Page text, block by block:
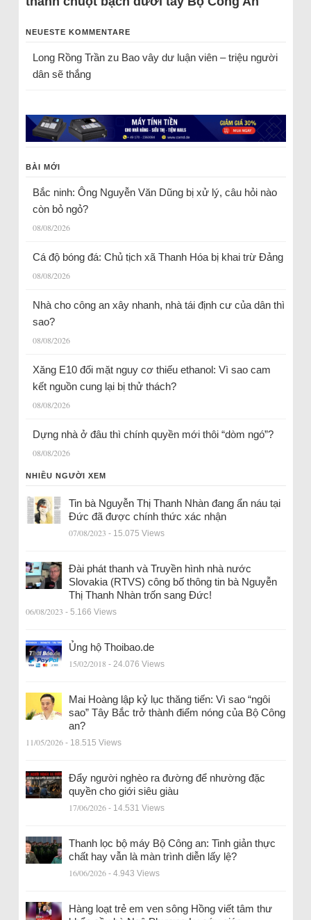
NEUESTE KOMMENTARE
Long Rồng Trầnzu Bao vây dư luận viên – triệu người
dân sẽ thắng
BÀI MỚI
Bắc ninh: Ông Nguyễn Văn Dũng bị xử lý, câu hỏi nào
còn bỏ ngỏ?
08/08/2026
Cá độ bóng đá: Chủ tịch xã Thanh Hóa bị khai trừ Đảng
08/08/2026
Nhà cho công an xây nhanh, nhà tái định cư của dân thì
sao?
08/08/2026
Xăng E10 đối mặt nguy cơ thiếu ethanol: Vì sao cam
kết nguồn cung lại bị thử thách?
08/08/2026
Dựng nhà ở đâu thì chính quyền mới thôi “dòm ngó”?
08/08/2026
NHIỀU NGƯỜI XEM
Tin bà Nguyễn Thị Thanh Nhàn đang ẩn náu tại
Đức đã được chính thức xác nhận
07/08/2023 - 15.075 Views
Đài phát thanh và Truyền hình nhà nước
Slovakia (RTVS) công bố thông tin bà Nguyễn
Thị Thanh Nhàn trốn sang Đức!
06/08/2023 - 5.166 Views
Ủng hộ Thoibao.de
15/02/2018 - 24.076 Views
Mai Hoàng lập kỷ lục thăng tiến: Vì sao “ngôi
sao” Tây Bắc trở thành điểm nóng của Bộ Công
an?
11/05/2026 - 18.515 Views
Đẩy người nghèo ra đường để nhường đặc
quyền cho giới siêu giàu
17/06/2026 - 14.531 Views
Thanh lọc bộ máy Bộ Công an: Tinh giản thực
chất hay vẫn là màn trình diễn lấy lệ?
16/06/2026 - 4.943 Views
Hàng loạt trẻ em ven sông Hồng viết tâm thư